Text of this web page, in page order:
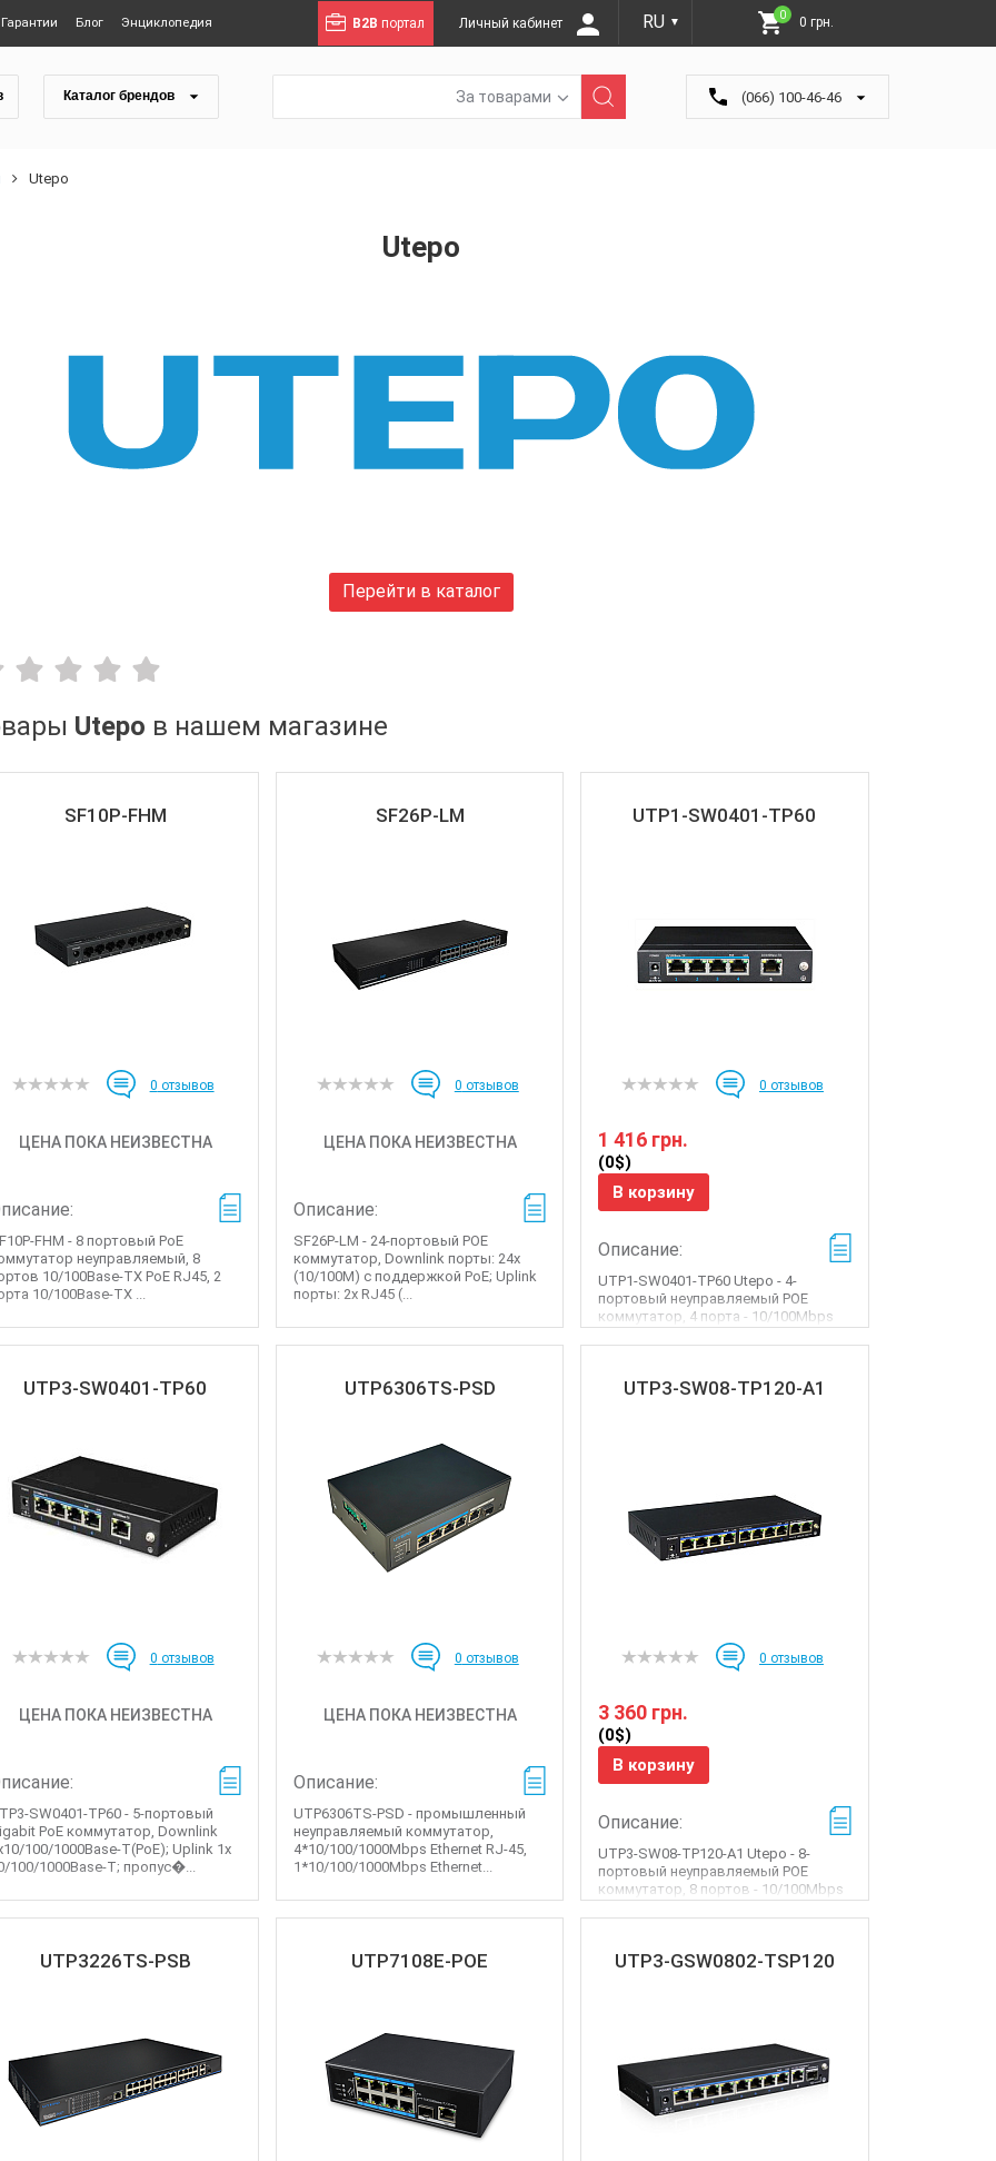
Гарантии Блог Энциклопедия B2B портал Личный кабинет RU ▼
0 0 грн.
Каталог брендов За товарами (066) 100-46-46
Utepo
Utepo
Перейти в каталог
Utepo в нашем магазине
SF10P-FHM
0 отзывов
ЦЕНА ПОКА НЕИЗВЕСТНА
FHM - 8 портовый PoE
неуправляемый, 8
10/100Base-TX PoE RJ45, 2
10/100Base-TX ...
SF26P-LM
0 отзывов
ЦЕНА ПОКА НЕИЗВЕСТНА
Описание:
SF26P-LM - 24-портовый POE
коммутатор, Downlink порты: 24x
(10/100M) с поддержкой PoE; Uplink
порты: 2x RJ45 (...
UTP1-SW0401-TP60
0 отзывов
1 416 грн.
(0$)
В корзину
Описание:
UTP1-SW0401-TP60 Utepo - 4-
портовый неуправляемый POE
коммутатор, 4 порта - 10/100Mbps
PoE Ethernet, 1 порт - ...
UTP3-SW0401-TP60
0 отзывов
ЦЕНА ПОКА НЕИЗВЕСТНА
SW0401-TP60 - 5-портовый
PoE коммутатор, Downlink
100/1000Base-T(PoE); Uplink 1x
100/1000Base-T; пропус�...
UTP6306TS-PSD
0 отзывов
ЦЕНА ПОКА НЕИЗВЕСТНА
Описание:
UTP6306TS-PSD - промышленный
неуправляемый коммутатор,
4*10/100/1000Mbps Ethernet RJ-45,
1*10/100/1000Mbps Ethernet...
UTP3-SW08-TP120-A1
0 отзывов
3 360 грн.
(0$)
В корзину
Описание:
UTP3-SW08-TP120-A1 Utepo - 8-
портовый неуправляемый POE
коммутатор, 8 портов - 10/100Mbps
PoE Ethernet, 2 пор�...
UTP3226TS-PSB UTP7108E-POE UTP3-GSW0802-TSP120